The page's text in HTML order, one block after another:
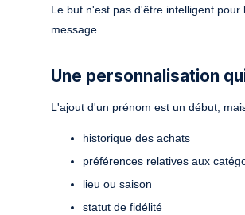
Le but n'est pas d'être intelligent
message.
Une personnalisation
L'ajout d'un prénom est un début,
historique des achats
préférences relatives aux
lieu ou saison
statut de fidélité